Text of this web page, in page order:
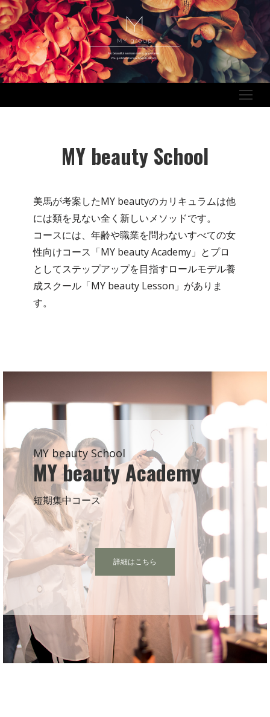
No beautiful woman exists anywhere.
You just don’t know how to attract.
MY beauty School
美馬が考案したMY beautyのカリキュラムは他
には類を見ない全く新しいメソッドです。
コースには、年齢や職業を問わないすべての女
性向けコース「MY beauty Academy」とプロ
としてステップアップを目指すロールモデル養
成スクール「MY beauty Lesson」がありま
す。
MY beauty School
MY beauty Academy
短期集中コース
詳細はこちら